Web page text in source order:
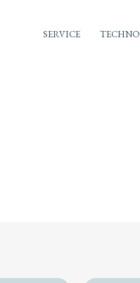
SERVICE